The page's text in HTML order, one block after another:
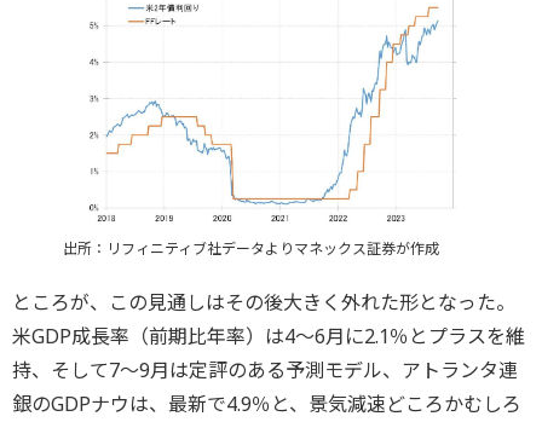
出所：リフィニティブ社データよりマネックス証券が作成
ところが、この見通しはその後大きく外れた形となった。
米GDP成長率（前期比年率）は4～6月に2.1％とプラスを維
持、そして7～9月は定評のある予測モデル、アトランタ連
銀のGDPナウは、最新で4.9％と、景気減速どころかむしろ